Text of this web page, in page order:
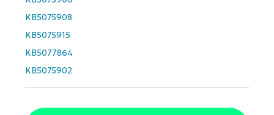
KB5075908
KB5075915
KB5077864
KB5075902
number*